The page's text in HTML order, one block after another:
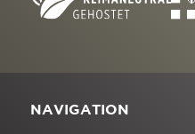
NAVIGATION